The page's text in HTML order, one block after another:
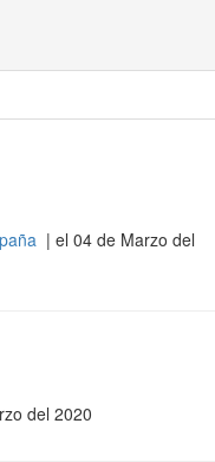
| el 04 de Marzo del
del 2020